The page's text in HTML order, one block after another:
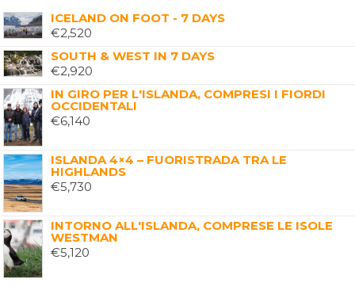
ICELAND ON FOOT - 7 DAYS
€2,520
SOUTH & WEST IN 7 DAYS
€2,920
IN GIRO PER L'ISLANDA, COMPRESI I FIORDI
OCCIDENTALI
€6,140
ISLANDA 4×4 – FUORISTRADA TRA LE
HIGHLANDS
€5,730
INTORNO ALL'ISLANDA, COMPRESE LE ISOLE
WESTMAN
€5,120